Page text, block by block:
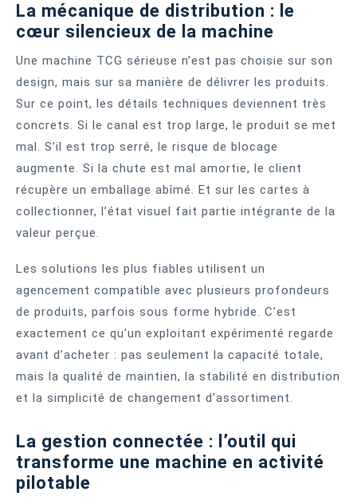
La mécanique de distribution : le
cœur silencieux de la machine
Une machine TCG sérieuse n’est pas choisie sur son
design, mais sur sa manière de délivrer les produits.
Sur ce point, les détails techniques deviennent très
concrets. Si le canal est trop large, le produit se met
mal. S’il est trop serré, le risque de blocage
augmente. Si la chute est mal amortie, le client
récupère un emballage abîmé. Et sur les cartes à
collectionner, l’état visuel fait partie intégrante de la
valeur perçue.
Les solutions les plus fiables utilisent un
agencement compatible avec plusieurs profondeurs
de produits, parfois sous forme hybride. C’est
exactement ce qu’un exploitant expérimenté regarde
avant d’acheter : pas seulement la capacité totale,
mais la qualité de maintien, la stabilité en distribution
et la simplicité de changement d’assortiment.
La gestion connectée : l’outil qui
transforme une machine en activité
pilotable